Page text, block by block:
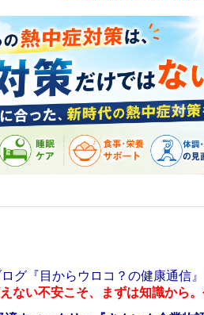
グ『目からウロコ？の健康通信』
えない不安こそ、まずは知識から